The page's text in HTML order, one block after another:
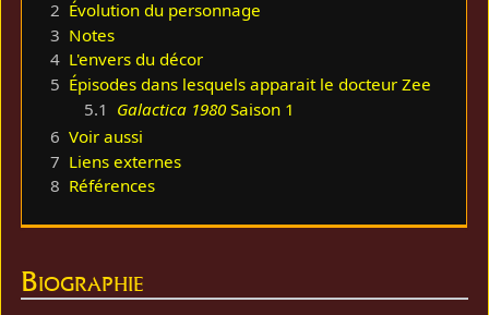
2 Évolution du personnage
3 Notes
4 L'envers du décor
5 Épisodes dans lesquels apparait le docteur Zee
5.1 Galactica 1980Saison 1
6 Voir aussi
7 Liens externes
8 Références
Biographie